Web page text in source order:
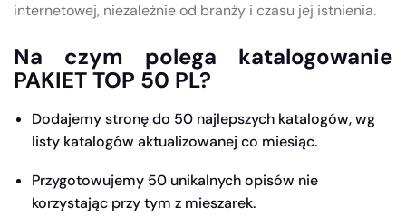
internetowej, niezależnie od branży i czasu jej istnienia.
Na czym polega katalogowanie
PAKIET TOP 50 PL?
Dodajemy stronę do 50 najlepszych katalogów, wg
listy katalogów aktualizowanej co miesiąc.
Przygotowujemy 50 unikalnych opisów nie
korzystając przy tym z mieszarek.